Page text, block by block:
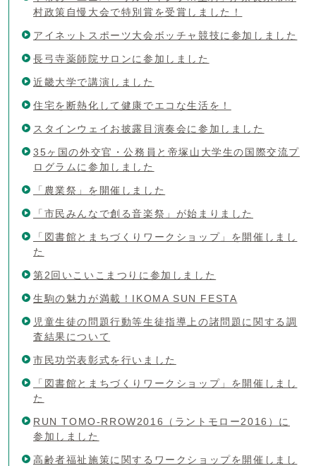
村政策自慢大会で特別賞を受賞しました！
アイネットスポーツ大会ボッチャ競技に参加しました
長弓寺薬師院サロンに参加しました
近畿大学で講演しました
住宅を断熱化して健康でエコな生活を！
スタインウェイお披露目演奏会に参加しました
35ヶ国の外交官・公務員と帝塚山大学生の国際交流プ
ログラムに参加しました
「農業祭」を開催しました
「市民みんなで創る音楽祭」が始まりました
「図書館とまちづくりワークショップ」を開催しまし
た
第2回いこいこまつりに参加しました
生駒の魅力が満載！IKOMA SUN FESTA
児童生徒の問題行動等生徒指導上の諸問題に関する調
査結果について
市民功労表彰式を行いました
「図書館とまちづくりワークショップ」を開催しまし
た
RUN TOMO-RROW2016（ラントモロー2016）に
参加しました
高齢者福祉施策に関するワークショップを開催しまし